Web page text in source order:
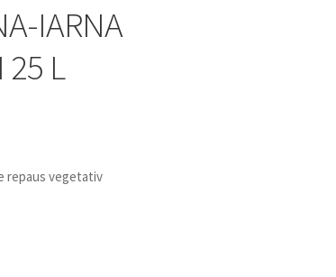
IARNA
25 L
repaus vegetativ